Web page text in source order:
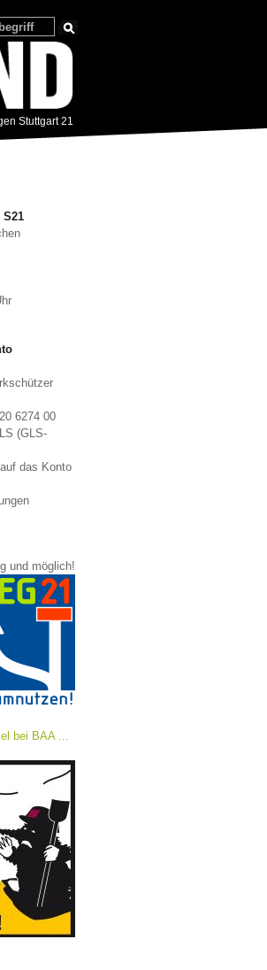
Stuttgart 21
S21
6274 00
(GLS-
das Konto
und möglich!
bei BAA ...